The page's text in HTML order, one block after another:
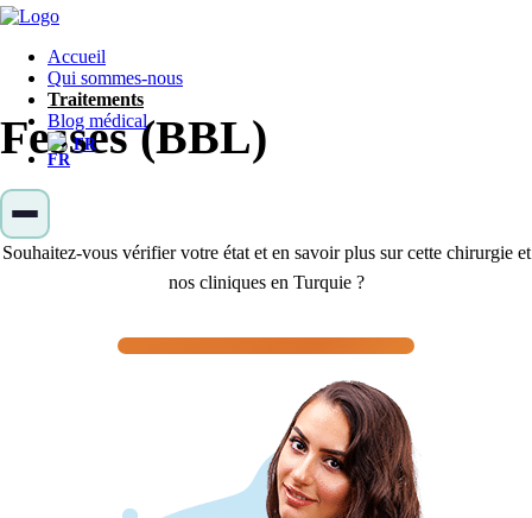
Accueil
Qui sommes-nous
Traitements
Blog médical
FR
Lifting brésilien des
Fesses (BBL)
Souhaitez-vous vérifier votre état et en savoir plus sur cette chirurgie et
nos cliniques en Turquie ?